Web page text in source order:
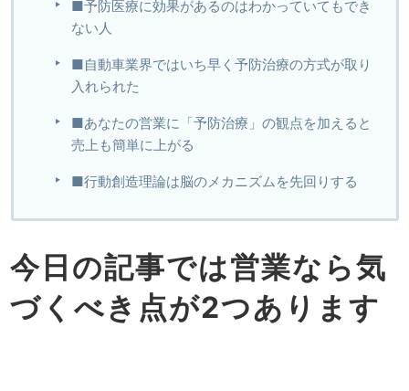
■予防医療に効果があるのはわかっていてもでき
ない人
■自動車業界ではいち早く予防治療の方式が取り
入れられた
■あなたの営業に「予防治療」の観点を加えると
売上も簡単に上がる
■行動創造理論は脳のメカニズムを先回りする
今日の記事では営業なら気
づくべき点が2つあります